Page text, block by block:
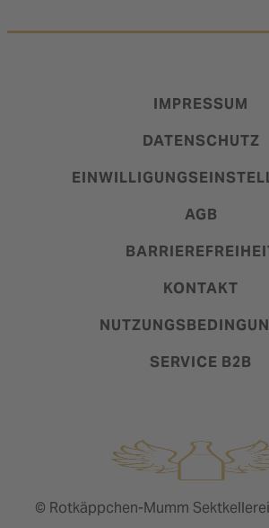
IMPRESSUM
DATENSCHUTZ
AGB
KONTAKT
SERVICE B2B
© Rotkäppchen-Mumm